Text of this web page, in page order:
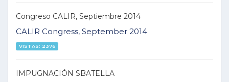
Congreso CALIR, Septiembre 2014
CALIR Congress, September 2014
VISTAS: 2376
IMPUGNACIÓN SBATELLA